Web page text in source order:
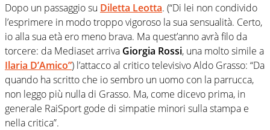
Dopo un passaggio su Diletta Leotta. (“Di lei non condivido
l’esprimere in modo troppo vigoroso la sua sensualità. Certo,
io alla sua età ero meno brava. Ma quest’anno avrà filo da
torcere: da Mediaset arriva Giorgia Rossi, una molto simile a
Ilaria D’Amico”) l’attacco al critico televisivo Aldo Grasso: “Da
quando ha scritto che io sembro un uomo con la parrucca,
non leggo più nulla di Grasso. Ma, come dicevo prima, in
generale RaiSport gode di simpatie minori sulla stampa e
nella critica”.